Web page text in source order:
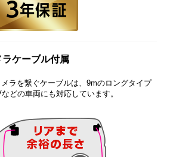
ケーブル付属
ラを繋ぐケーブルは、9mのロングタイプ
どの車両にも対応しています。